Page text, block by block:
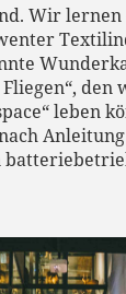
Wir
den
leben